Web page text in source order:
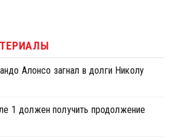
Алонсо загнал в долги Николу
1 должен получить продолжение